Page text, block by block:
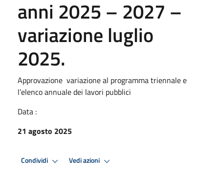
anni 2025 – 2027 –
variazione luglio
2025.
Approvazione variazione al programma triennale e
l’elenco annuale dei lavori pubblici
Data :
21 agosto 2025
Condividi Vedi azioni